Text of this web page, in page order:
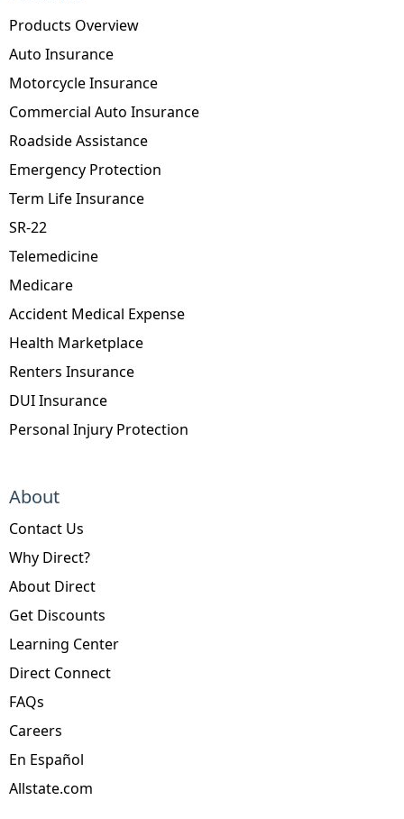
Products Overview
Auto Insurance
Motorcycle Insurance
Commercial Auto Insurance
Roadside Assistance
Emergency Protection
Term Life Insurance
SR-22
Telemedicine
Medicare
Accident Medical Expense
Health Marketplace
Renters Insurance
DUI Insurance
Personal Injury Protection
About
Contact Us
Why Direct?
About Direct
Get Discounts
Learning Center
Direct Connect
FAQs
Careers
En Español
Allstate.com